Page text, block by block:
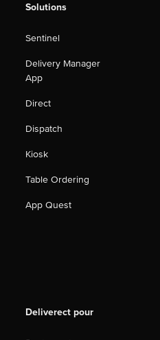
Solutions
Sentinel
Delivery Manager
App
Direct
Dispatch
Kiosk
Table Ordering
App Quest
Deliverect pour